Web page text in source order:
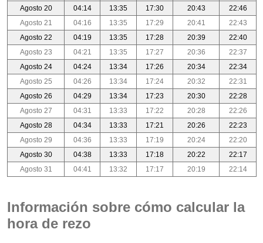
Agosto 20
04:14 13:35 17:30 20:43
22:46
Agosto 21
04:16 13:35 17:29 20:41
22:43
Agosto 22
04:19 13:35 17:28 20:39
22:40
Agosto 23
04:21 13:35 17:27 20:36
22:37
Agosto 24
04:24 13:34 17:26 20:34
22:34
Agosto 25
04:26 13:34 17:24 20:32
22:31
Agosto 26
04:29 13:34 17:23 20:30
22:28
Agosto 27
04:31 13:33 17:22 20:28
22:26
Agosto 28
04:34 13:33 17:21 20:26
22:23
Agosto 29
04:36 13:33 17:19 20:24
22:20
Agosto 30
04:38 13:33 17:18 20:22
22:17
Agosto 31
04:41 13:32 17:17 20:19 22:14
Información sobre cómo calcular la
hora de rezo